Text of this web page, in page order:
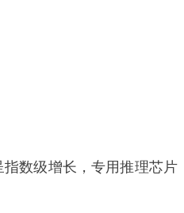
指数级增长，专用推理芯片